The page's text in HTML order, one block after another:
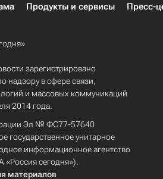
Продукты и сервисы Пресс-
зарегистрировано
надзору в сфере связи,
и массовых коммуникаций
2014 года.
Эл № ФС77-57640
государственное унитарное
информационное агентство
сегодня»).
материалов